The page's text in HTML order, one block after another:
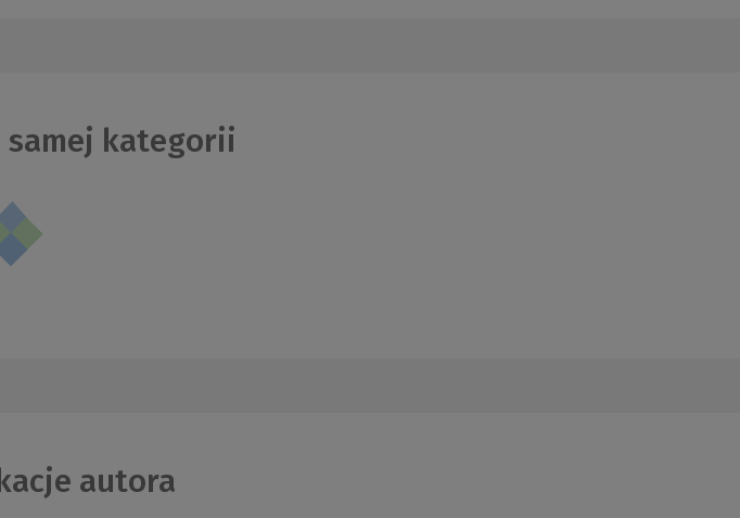
kategorii
autora